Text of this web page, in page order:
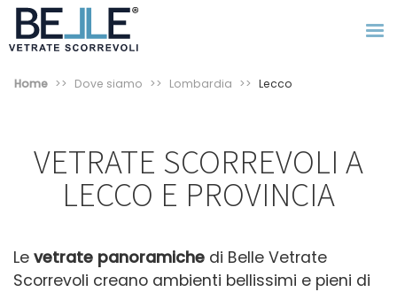
Home Dove siamo Lombardia Lecco
VETRATE SCORREVOLI A
LECCO E PROVINCIA
Le vetrate panoramiche di Belle Vetrate
Scorrevoli creano ambienti bellissimi e pieni di